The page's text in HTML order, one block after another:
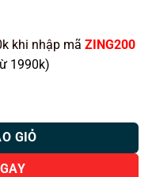
khi nhập mã ZING200
1990k)
XE ĐIỆN VINFAST (4x64GB)
GIỎ